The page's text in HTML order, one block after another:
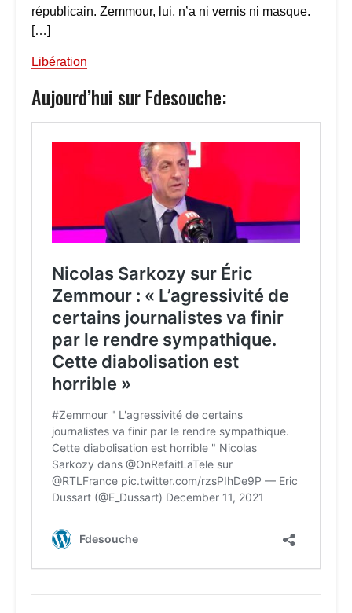
républicain. Zemmour, lui, n’a ni vernis ni masque.
[…]
Libération
Aujourd’hui sur Fdesouche: